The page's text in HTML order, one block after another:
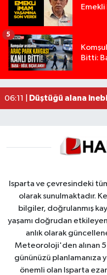
Emekli
Bitti:
5
09:47 |Tarsus'ta silahlı
09:44 |Yasal sınırın
09:43 |Milyonluk miras
06:11 |
Düştüğü alana
Isparta ve çevresindeki
olarak sunulmaktadır.
bilgiler, doğrulanmış
yaşamı doğrudan
anlık olarak
Meteoroloji'den alınan
gününüzü planlamanıza
önemli olan Isparta